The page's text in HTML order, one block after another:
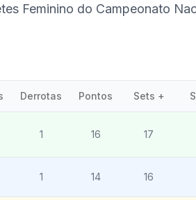
Feminino do Campeonato
Derrotas Pontos Sets +
1 16 17
1 14 16